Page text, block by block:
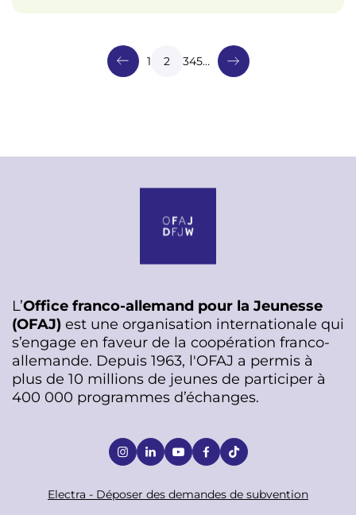
o
Page
1 Page courante
2 Page
3Page
4Page
5…
L’Office franco-allemand pour la Jeunesse
(OFAJ) est une organisation internationale qui
s’engage en faveur de la coopération franco-
allemande. Depuis 1963, l'OFAJ a permis à
plus de 10 millions de jeunes de participer à
400 000 programmes d’échanges.
Electra - Déposer des demandes de subvention